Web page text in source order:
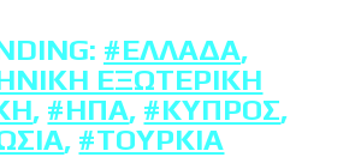
#ΕΛΛΆΔΑ,
ΕΞΩΤΕΡΙΚΉ
, #ΗΠΑ, #ΚΎΠΡΟΣ,
, #ΤΟΥΡΚΊΑ